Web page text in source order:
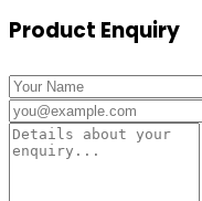
Product Enquiry